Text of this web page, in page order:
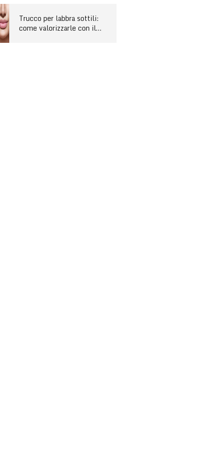
Trucco per labbra sottili:
come valorizzarle con il